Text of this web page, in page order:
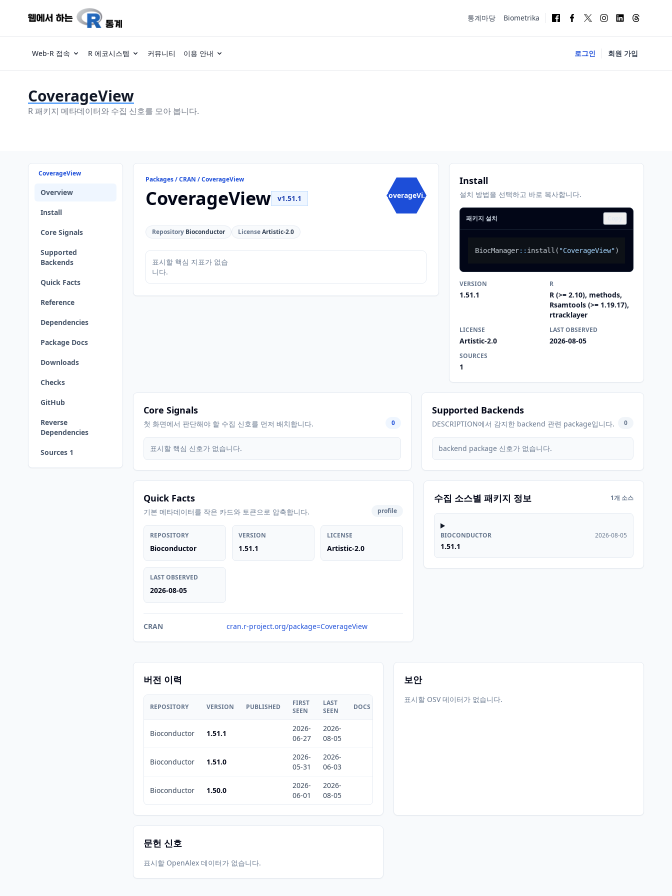
통계마당 Biometrika
Web-R 접속 R 에코시스템 커뮤니티 이용 안내 로그인 회원 가입
CoverageView
R 패키지 메타데이터와 수집 신호를 모아 봅니다.
CoverageView
Overview
Install
Core Signals
Supported
Backends
Quick Facts
Reference
Dependencies
Package Docs
Downloads
Checks
GitHub
Reverse
Dependencies
Sources 1
Packages / CRAN / CoverageView
CoverageView v1.51.1 CoverageVi...
Repository Bioconductor LicenseArtistic-2.0
표시할 핵심 지표가 없습
니다.
Install
설치 방법을 선택하고 바로 복사합니다.
패키지 설치
BiocManager:: install ( "CoverageView")
VERSION
1.51.1
R
R (>= 2.10), methods,
Rsamtools (>= 1.19.17),
rtracklayer
LICENSE
Artistic-2.0
LAST OBSERVED
2026-08-05
SOURCES
1
Core Signals
첫 화면에서 판단해야 할 수집 신호를 먼저 배치합니다. 0
표시할 핵심 신호가 없습니다.
Supported Backends
DESCRIPTION에서 감지한 backend 관련 package입니다. 0
backend package 신호가 없습니다.
Quick Facts
기본 메타데이터를 작은 카드와 토큰으로 압축합니다. profile
REPOSITORY
Bioconductor
VERSION
1.51.1
LICENSE
Artistic-2.0
LAST OBSERVED
2026-08-05
CRAN cran.r-project.org/package=CoverageView
수집 소스별 패키지 정보 1개 소스
BIOCONDUCTOR
1.51.1
2026-08-05
버전 이력
REPOSITORY VERSION PUBLISHED
FIRST
SEEN
LAST
SEEN
DOCS
Bioconductor 1.51.1
2026-
06-27
2026-
08-05
Bioconductor 1.51.0
2026-
05-31
2026-
06-03
Bioconductor 1.50.0
2026-
06-01
2026-
08-05
보안
표시할 OSV 데이터가 없습니다.
문헌 신호
표시할 OpenAlex 데이터가 없습니다.